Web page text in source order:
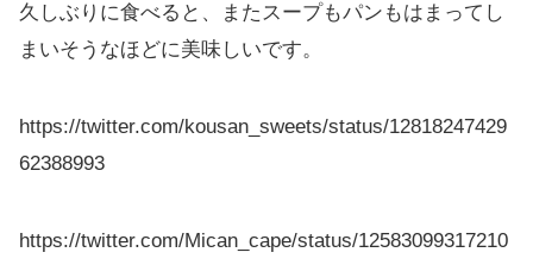
久しぶりに食べると、またスープもパンもはまってし
まいそうなほどに美味しいです。
https://twitter.com/kousan_sweets/status/12818247429
62388993
https://twitter.com/Mican_cape/status/12583099317210